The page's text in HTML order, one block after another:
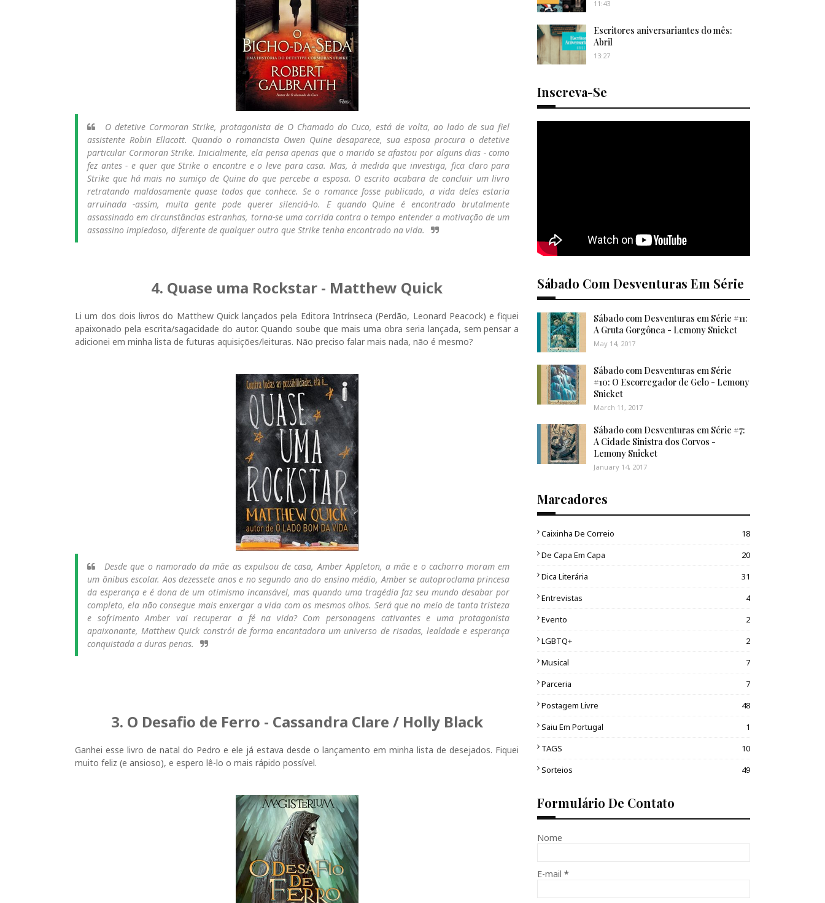
O detetive Cormoran Strike, protagonista de O Chamado do Cuco, está de volta, ao lado de sua fiel
assistente Robin Ellacott. Quando o romancista Owen Quine desaparece, sua esposa procura o detetive
particular Cormoran Strike. Inicialmente, ela pensa apenas que o marido se afastou por alguns dias - como
fez antes - e quer que Strike o encontre e o leve para casa. Mas, à medida que investiga, fica claro para
Strike que há mais no sumiço de Quine do que percebe a esposa. O escrito acabara de concluir um livro
retratando maldosamente quase todos que conhece. Se o romance fosse publicado, a vida deles estaria
arruinada -assim, muita gente pode querer silenciá-lo. E quando Quine é encontrado brutalmente
assassinado em circunstâncias estranhas, torna-se uma corrida contra o tempo entender a motivação de um
assassino impiedoso, diferente de qualquer outro que Strike tenha encontrado na vida.
4. Quase uma Rockstar - Matthew Quick
Li um dos dois livros do Matthew Quick lançados pela Editora Intrínseca (Perdão, Leonard Peacock) e fiquei
apaixonado pela escrita/sagacidade do autor. Quando soube que mais uma obra seria lançada, sem pensar a
adicionei em minha lista de futuras aquisições/leituras. Não preciso falar mais nada, não é mesmo?
Desde que o namorado da mãe as expulsou de casa, Amber Appleton, a mãe e o cachorro moram em
um ônibus escolar. Aos dezessete anos e no segundo ano do ensino médio, Amber se autoproclama princesa
da esperança e é dona de um otimismo incansável, mas quando uma tragédia faz seu mundo desabar por
completo, ela não consegue mais enxergar a vida com os mesmos olhos. Será que no meio de tanta tristeza
e sofrimento Amber vai recuperar a fé na vida? Com personagens cativantes e uma protagonista
apaixonante, Matthew Quick constrói de forma encantadora um universo de risadas, lealdade e esperança
conquistada a duras penas.
3. O Desafio de Ferro - Cassandra Clare / Holly Black
Ganhei esse livro de natal do Pedro e ele já estava desde o lançamento em minha lista de desejados. Fiquei
muito feliz (e ansioso), e espero lê-lo o mais rápido possível.
11:43
Escritores aniversariantes do mês:
Abril
13:27
Inscreva-Se
Sábado Com Desventuras Em Série
Sábado com Desventuras em Série #11:
A Gruta Gorgônea - Lemony Snicket
May 14, 2017
Sábado com Desventuras em Série
#10: O Escorregador de Gelo - Lemony
Snicket
March 11, 2017
Sábado com Desventuras em Série #7:
A Cidade Sinistra dos Corvos -
Lemony Snicket
January 14, 2017
Marcadores
Caixinha De Correio
18
De Capa Em Capa
20
Dica Literária
31
Entrevistas
4
Evento
2
LGBTQ+
2
Musical
7
Parceria
7
Postagem Livre
48
Saiu Em Portugal
1
TAGS
10
Sorteios
49
Formulário De Contato
Nome
E-mail*